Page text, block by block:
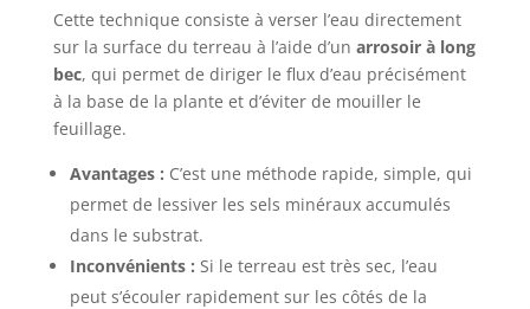
Cette technique consiste à verser l’eau directement
sur la surface du terreau à l’aide d’un arrosoir à long
bec, qui permet de diriger le flux d’eau précisément
à la base de la plante et d’éviter de mouiller le
feuillage.
Avantages : C’est une méthode rapide, simple, qui
permet de lessiver les sels minéraux accumulés
dans le substrat.
Inconvénients : Si le terreau est très sec, l’eau
peut s’écouler rapidement sur les côtés de la